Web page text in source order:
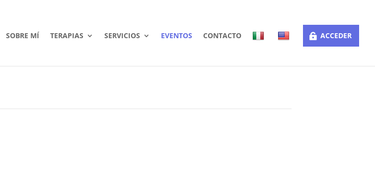
SOBRE MÍ TERAPIAS SERVICIOS EVENTOS CONTACTO ACCEDER